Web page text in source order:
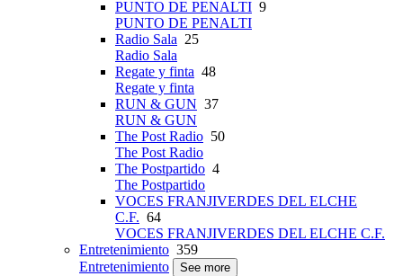
PUNTO DE PENALTI 9
PUNTO DE PENALTI
Radio Sala 25
Radio Sala
Regate y finta 48
Regate y finta
RUN & GUN 37
RUN & GUN
The Post Radio 50
The Post Radio
The Postpartido 4
The Postpartido
VOCES FRANJIVERDES DEL ELCHE
C.F. 64
VOCES FRANJIVERDES DEL ELCHE C.F.
Entretenimiento 359
Entretenimiento
See more